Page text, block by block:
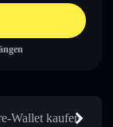
Wallet kaufen